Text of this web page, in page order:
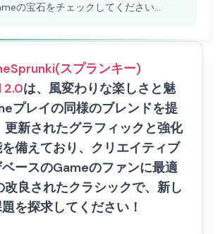
の宝石をチェックしてください...
Sprunki(スプランキー)
2.0は、風変わりな楽しさと魅
プレイの同様のブレンドを提
更新されたグラフィックと強化
備えており、クリエイティブ
ースのGameのファンに最適
改良されたクラシックで、新し
を探求してください！